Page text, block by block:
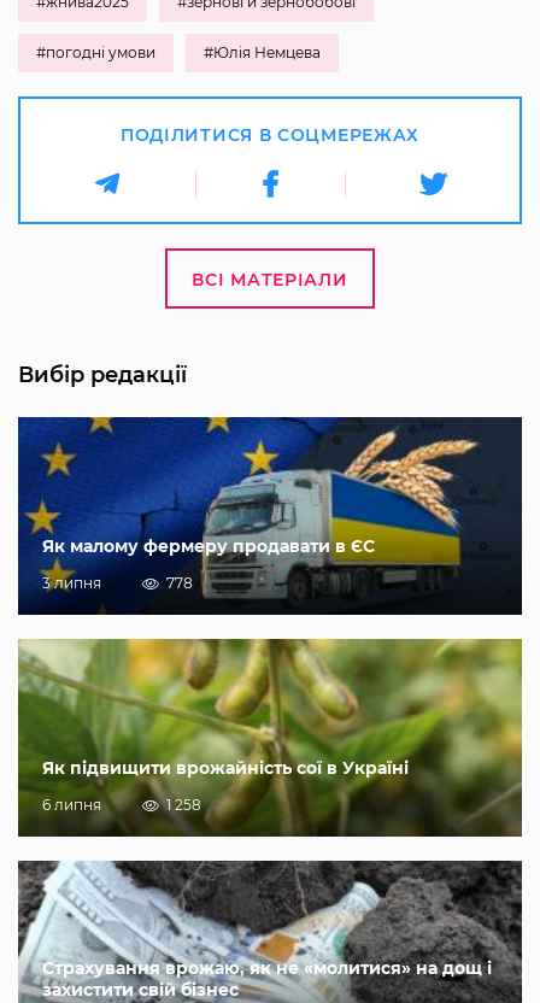
#погодні умови #Юлія Немцева
ПОДІЛИТИСЯ В СОЦМЕРЕЖАХ
ВСІ МАТЕРІАЛИ
Вибір редакції
Як малому фермеру продавати в ЄС
3 липня 778
Як підвищити врожайність сої в Україні
6 липня 1 258
Страхування врожаю, як не «молитися» на дощ і
захистити свій бізнес